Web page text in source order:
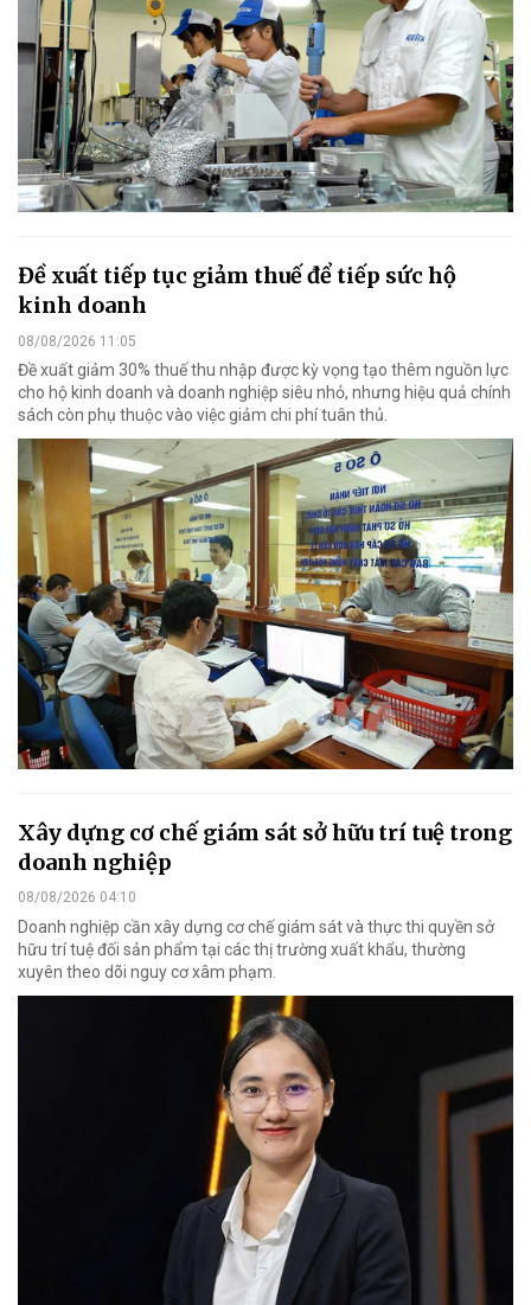
Đề xuất tiếp tục giảm thuế để tiếp sức hộ
kinh doanh
08/08/2026 11:05
Đề xuất giảm 30% thuế thu nhập được kỳ vọng tạo thêm nguồn lực
cho hộ kinh doanh và doanh nghiệp siêu nhỏ, nhưng hiệu quả chính
sách còn phụ thuộc vào việc giảm chi phí tuân thủ.
Xây dựng cơ chế giám sát sở hữu trí tuệ trong
doanh nghiệp
08/08/2026 04:10
Doanh nghiệp cần xây dựng cơ chế giám sát và thực thi quyền sở
hữu trí tuệ đối sản phẩm tại các thị trường xuất khẩu, thường
xuyên theo dõi nguy cơ xâm phạm.